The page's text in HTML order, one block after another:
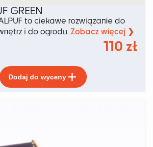
GREEN
to ciekawe rozwiązanie do
i do ogrodu. Zobacz więcej ❯
110 zł
Dodaj do wyceny
produkt
ma